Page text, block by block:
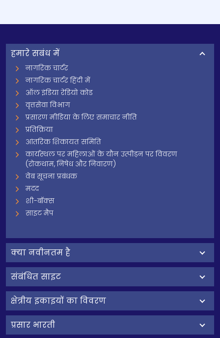
हमारे सबंध में
नागरिक चार्टर
नागरिक चार्टर हिंदी में
ऑल इंडिया रेडियो कोड
वृत्तसेवा विभाग
प्रसारण मीडिया के लिए समाचार नीति
प्रतिक्रिया
आंतरिक शिकायत समिति
कार्यस्थल पर महिलाओं के यौन उत्पीड़न पर विवरण
(रोकथाम, निषेध और निवारण)
वेब सूचना प्रबंधक
मदद
शी-बॉक्स
साइट मैप
क्‍या नवीनतम है
संबंधित साइट
क्षेत्रीय इकाइयों का विवरण
प्रसार भारती